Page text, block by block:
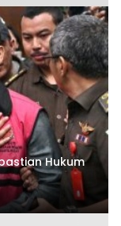
Hukum